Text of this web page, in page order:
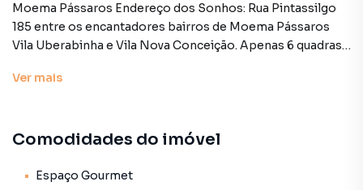
Moema Pássaros Endereço dos Sonhos: Rua Pintassilgo
185 entre os encantadores bairros de Moema Pássaros
Vila Uberabinha e Vila Nova Conceição. Apenas 6 quadras
Amaro e Hélio Pelegrino. Este apartamento de 147m² em
preço muita iluminação natural e localização estratégica
Imóvel: 147m² de área útil espaços bem distribuídos - 04
Ver mais
Comodidades do imóvel
Espaço Gourmet